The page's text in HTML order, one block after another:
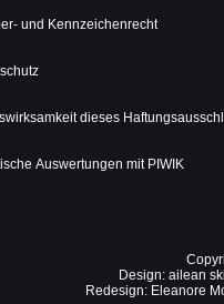
und Kennzeichenrecht
dieses
Auswertungen mit PIWIK
Design: ailean
Redesign: Eleanore